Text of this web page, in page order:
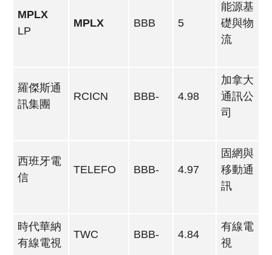
MPLX
LP
MPLX BBB 5
能源基
礎與物
流
羅傑斯通
訊集團
RCICN BBB- 4.98
加拿大
通訊公
司
西班牙電
信
TELEFO BBB- 4.97
固網與
移動通
訊
時代華納
有線電視
TWC BBB- 4.84
有線電
視